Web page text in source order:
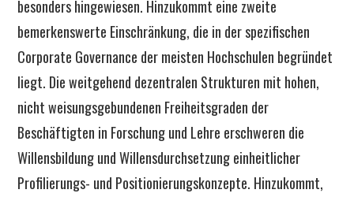
besonders hingewiesen. Hinzukommt eine zweite
bemerkenswerte Einschränkung, die in der spezifischen
Corporate Governance der meisten Hochschulen begründet
liegt. Die weitgehend dezentralen Strukturen mit hohen,
nicht weisungsgebundenen Freiheitsgraden der
Beschäftigten in Forschung und Lehre erschweren die
Willensbildung und Willensdurchsetzung einheitlicher
Profilierungs- und Positionierungskonzepte. Hinzukommt,